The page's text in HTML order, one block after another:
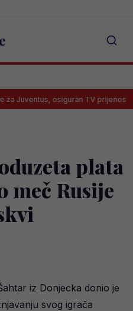
osiguran TV prijenos
plata
meč Rusije
iz Donjecka donio je
svog igrača